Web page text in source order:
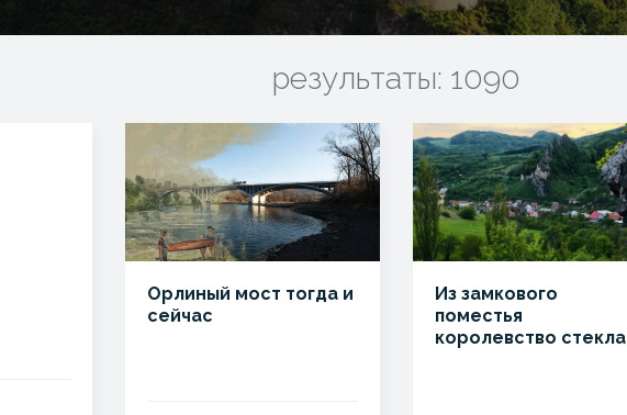
результаты: 1090
Орлиный мост тогда и
сейчас
Из замкового
поместья
королевство стекла